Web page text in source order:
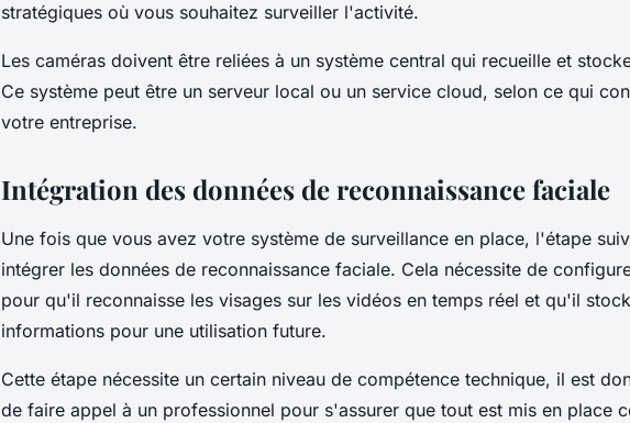
stratégiques où vous souhaitez surveiller l'activité.
Les caméras doivent être reliées à un système central qui recueille et
Ce système peut être un serveur local ou un service cloud, selon ce qui
votre entreprise.
Intégration des données de reconnaissance faciale
Une fois que vous avez votre système de surveillance en place, l'étape
intégrer les données de reconnaissance faciale. Cela nécessite de
pour qu'il reconnaisse les visages sur les vidéos en temps réel et qu'il
informations pour une utilisation future.
Cette étape nécessite un certain niveau de compétence technique, il est
de faire appel à un professionnel pour s'assurer que tout est mis en place